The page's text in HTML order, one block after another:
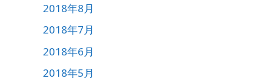
2018年8月
2018年7月
2018年6月
2018年5月